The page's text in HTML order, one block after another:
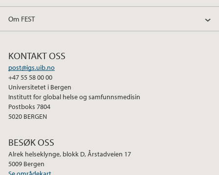
Om FEST
KONTAKT OSS
post@igs.uib.no
+47 55 58 00 00
Universitetet i Bergen
Institutt for global helse og samfunnsmedisin
Postboks 7804
5020 BERGEN
BESØK OSS
Alrek helseklynge, blokk D, Årstadveien 17
5009 Bergen